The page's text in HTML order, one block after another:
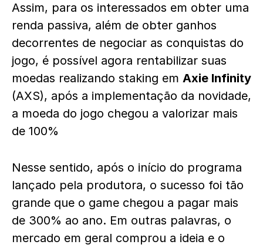
Assim, para os interessados em obter uma
renda passiva, além de obter ganhos
decorrentes de negociar as conquistas do
jogo, é possível agora rentabilizar suas
moedas realizando staking em Axie Infinity
(AXS), após a implementação da novidade,
a moeda do jogo chegou a valorizar mais
de 100%
Nesse sentido, após o início do programa
lançado pela produtora, o sucesso foi tão
grande que o game chegou a pagar mais
de 300% ao ano. Em outras palavras, o
mercado em geral comprou a ideia e o